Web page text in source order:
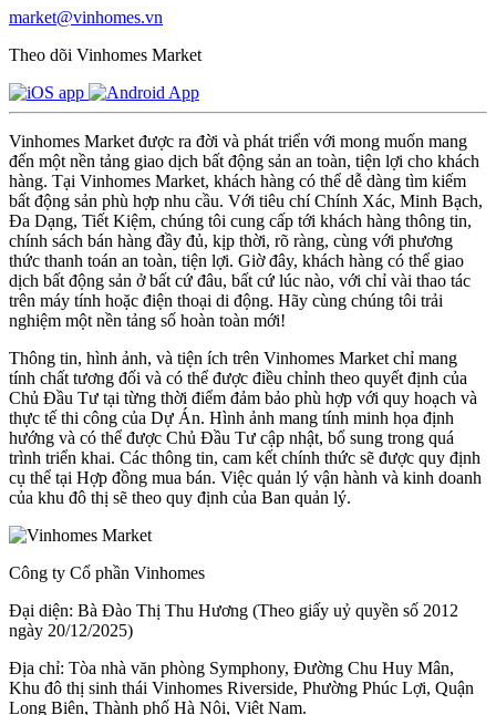
market@vinhomes.vn
Theo dõi Vinhomes Market
Vinhomes Market được ra đời và phát triển với mong muốn mang
đến một nền tảng giao dịch bất động sản an toàn, tiện lợi cho khách
hàng. Tại Vinhomes Market, khách hàng có thể dễ dàng tìm kiếm
bất động sản phù hợp nhu cầu. Với tiêu chí Chính Xác, Minh Bạch,
Đa Dạng, Tiết Kiệm, chúng tôi cung cấp tới khách hàng thông tin,
chính sách bán hàng đầy đủ, kịp thời, rõ ràng, cùng với phương
thức thanh toán an toàn, tiện lợi. Giờ đây, khách hàng có thể giao
dịch bất động sản ở bất cứ đâu, bất cứ lúc nào, với chỉ vài thao tác
trên máy tính hoặc điện thoại di động. Hãy cùng chúng tôi trải
nghiệm một nền tảng số hoàn toàn mới!
Thông tin, hình ảnh, và tiện ích trên Vinhomes Market chỉ mang
tính chất tương đối và có thể được điều chỉnh theo quyết định của
Chủ Đầu Tư tại từng thời điểm đảm bảo phù hợp với quy hoạch và
thực tế thi công của Dự Án. Hình ảnh mang tính minh họa định
hướng và có thể được Chủ Đầu Tư cập nhật, bổ sung trong quá
trình triển khai. Các thông tin, cam kết chính thức sẽ được quy định
cụ thể tại Hợp đồng mua bán. Việc quản lý vận hành và kinh doanh
của khu đô thị sẽ theo quy định của Ban quản lý.
Công ty Cổ phần Vinhomes
Đại diện: Bà Đào Thị Thu Hương (Theo giấy uỷ quyền số 2012
ngày 20/12/2025)
Địa chỉ: Tòa nhà văn phòng Symphony, Đường Chu Huy Mân,
Khu đô thị sinh thái Vinhomes Riverside, Phường Phúc Lợi, Quận
Long Biên, Thành phố Hà Nội, Việt Nam.